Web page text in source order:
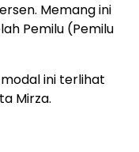
Memang ini
Pemilu (Pemilu
ini terlihat
Mirza.